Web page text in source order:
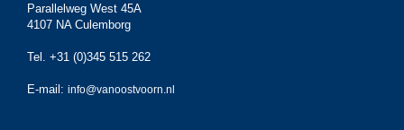
Parallelweg West 45A
4107 NA Culemborg
Tel. +31 (0)345 515 262
E-mail: info@vanoostvoorn.nl